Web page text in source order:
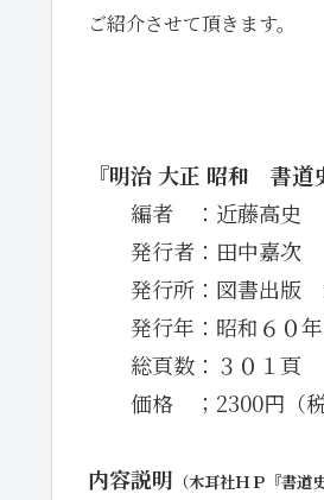
ご紹介させて頂きます。
『明治 大正 昭和 書道
編者 ：近藤高史
発行者：田中嘉次
発行所：図書出版
発行年：昭和６０
総頁数：３０１頁
価格 ；2300円（税
内容説明 （木耳社ＨＰ『書道